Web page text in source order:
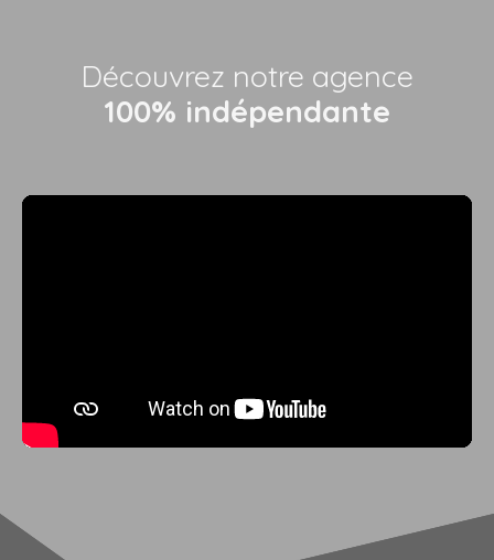
Découvrez notre agence
100% indépendante